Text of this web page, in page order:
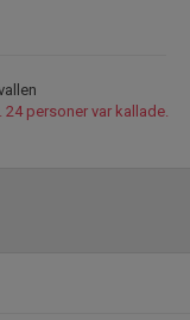
personer var kallade.